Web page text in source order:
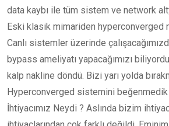
data kaybı ile tüm sistem ve network
Eski klasik mimariden hyperconverged
Canlı sistemler üzerinde
bypass ameliyatı yapacağımızı
kalp nakline döndü. Bizi yarı yolda
Hyperconverged sistemini beğenmedik
İhtiyacımız Neydi ? Aslında bizim